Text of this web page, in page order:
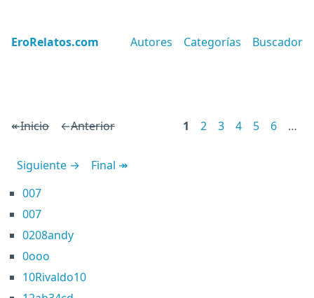
EroRelatos.com Autores Categorías Buscador
↞Inicio ←Anterior 1 2 3 4 5 6 …
Siguiente →
Final ↠
007
007
0208andy
0ooo
10Rivaldo10